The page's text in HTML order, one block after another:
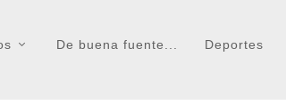
De buena fuente... Deportes